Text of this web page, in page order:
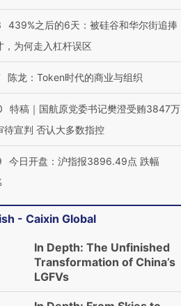
439%之后的6天：被硅谷和华尔街追捧
，为何走入杠杆误区
陈龙：Token时代的商业与组织
特稿｜国航原党委书记樊澄受贿3847万
待宣判 否认大多数指控
今日开盘：沪指报3896.49点 跌幅
- Caixin Global
In Depth: The Unfinished
Transformation of China’s
LGFVs